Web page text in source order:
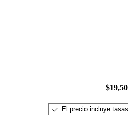
El precio incluye tasas